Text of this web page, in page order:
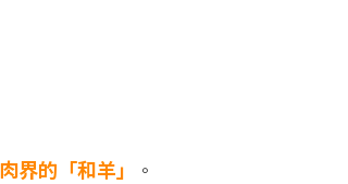
界的「和羊」
。